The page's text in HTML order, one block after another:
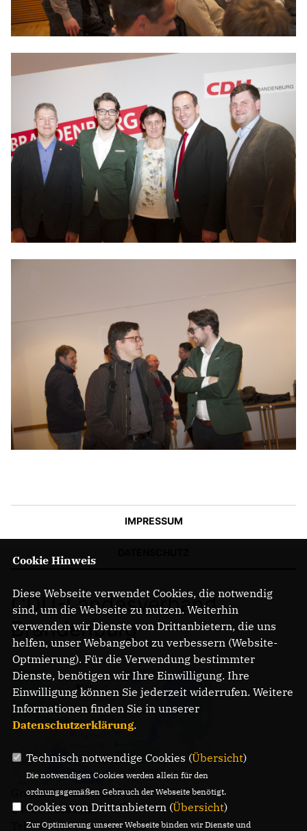
IMPRESSUM
CDU-Landesverband
Brandenburg
Gregor-Mendel-Straße 3
14469 Potsdam
Telefon: (0331) 620 14 - 0
Cookie Hinweis
Diese Webseite verwendet Cookies, die notwendig
sind, um die Webseite zu nutzen. Weiterhin
verwenden wir Dienste von Drittanbietern, die uns
helfen, unser Webangebot zu verbessern (Website-
Optmierung). Für die Verwendung bestimmter
Dienste, benötigen wir Ihre Einwilligung. Ihre
Einwilligung können Sie jederzeit widerrufen. Weitere
Informationen finden Sie in unserer
Datenschutzerklärung.
Technisch notwendige Cookies (Übersicht)
Die notwendigen Cookies werden allein für den
ordnungsgemäßen Gebrauch der Webseite benötigt.
Cookies von Drittanbietern (Übersicht)
Zur Optimierung unserer Webseite binden wir Dienste und